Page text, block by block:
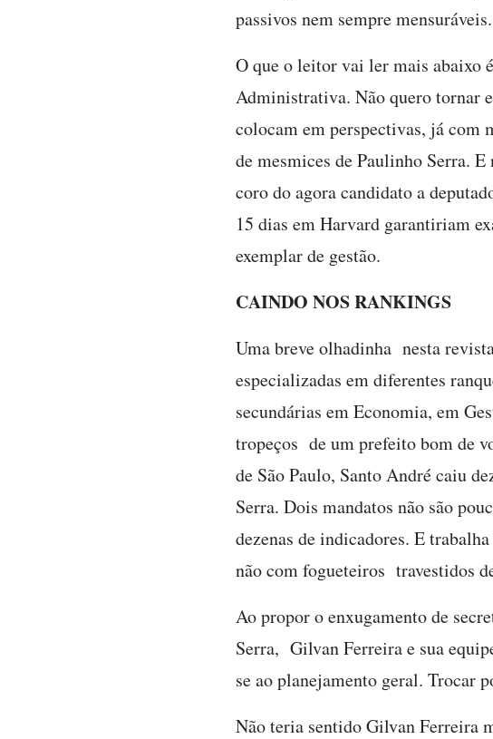
passivos nem sempre
O que o leitor vai ler mais abaixo
Administrativa. Não quero tornar
colocam em perspectivas, já com
de mesmices de Paulinho Serra.
coro do agora candidato a
15 dias em Harvard garantiriam
exemplar de gestão.
CAINDO NOS RANKINGS
Uma breve olhadinha nesta
especializadas em diferentes
secundárias em Economia, em
tropeços de um prefeito bom de
de São Paulo, Santo André caiu
Serra. Dois mandatos não são
dezenas de indicadores. E
não com fogueteiros travestidos
Ao propor o enxugamento de
Serra, Gilvan Ferreira e sua
se ao planejamento geral. Trocar
Não teria sentido Gilvan Ferreira